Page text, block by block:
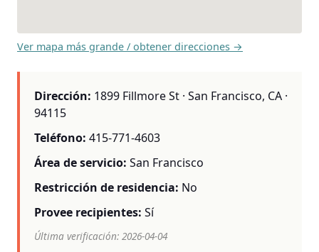
Ver mapa más grande / obtener direcciones →
Dirección: 1899 Fillmore St · San Francisco, CA ·
94115
Teléfono: 415-771-4603
Área de servicio: San Francisco
Restricción de residencia: No
Provee recipientes: Sí
Última verificación: 2026-04-04